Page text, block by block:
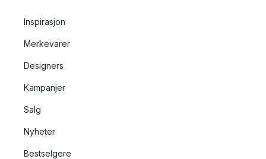
Inspirasjon
Merkevarer
Designers
Kampanjer
Salg
Nyheter
Bestselgere